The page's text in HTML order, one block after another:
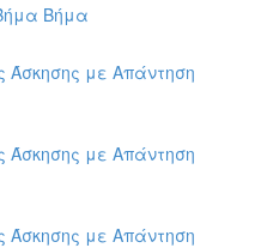
Βήμα
Άσκησης με Απάντηση
Άσκησης με Απάντηση
Άσκησης με Απάντηση